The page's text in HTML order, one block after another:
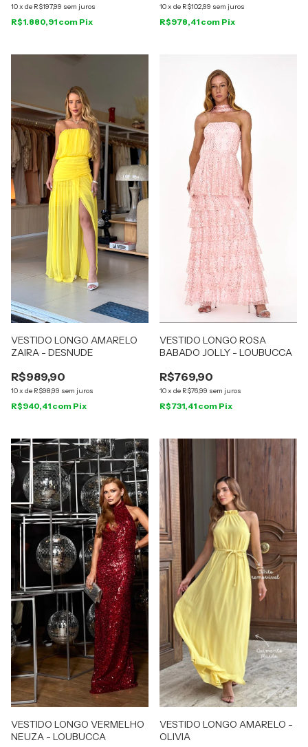
10x de R$197,99 sem juros
R$1.880,91 com Pix
10x de R$102,99 sem juros
R$978,41 com Pix
VESTIDO LONGO AMARELO
ZAIRA - DESNUDE
R$989,90
10x de R$98,99 sem juros
R$940,41 com Pix
VESTIDO LONGO ROSA
BABADO JOLLY - LOUBUCCA
R$769,90
10x de R$76,99 sem juros
R$731,41 com Pix
VESTIDO LONGO VERMELHO
NEUZA - LOUBUCCA
VESTIDO LONGO AMARELO -
OLIVIA